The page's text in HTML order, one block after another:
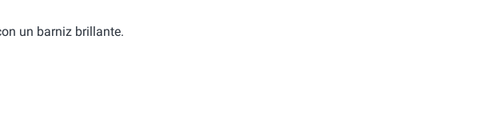
un barniz brillante.